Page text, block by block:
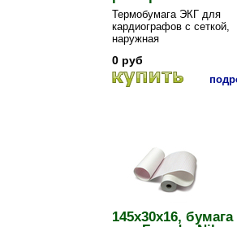
Термобумага ЭКГ для
кардиографов с сеткой,
наружная
0 руб
145х30х16,